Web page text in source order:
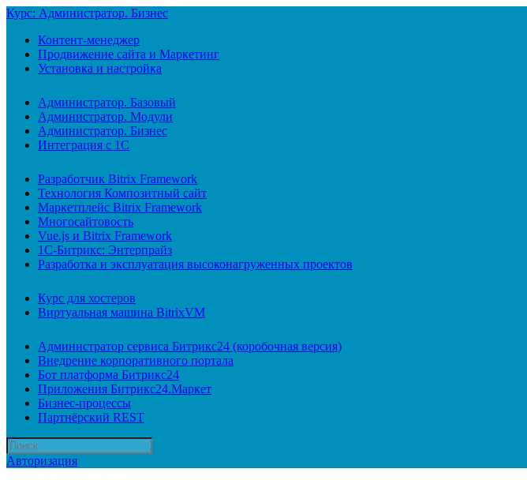
Курс: Администратор. Бизнес
Контент-менеджер
Продвижение сайта и Маркетинг
Установка и настройка
Администратор. Базовый
Администратор. Модули
Администратор. Бизнес
Интеграция с 1С
Разработчик Bitrix Framework
Технология Композитный сайт
Маркетплейс Bitrix Framework
Многосайтовость
Vue.js и Bitrix Framework
1С-Битрикс: Энтерпрайз
Разработка и эксплуатация высоконагруженных проектов
Курс для хостеров
Виртуальная машина BitrixVM
Администратор сервиса Битрикс24 (коробочная версия)
Внедрение корпоративного портала
Бот платформа Битрикс24
Приложения Битрикс24.Маркет
Бизнес-процессы
Партнёрский REST
Авторизация